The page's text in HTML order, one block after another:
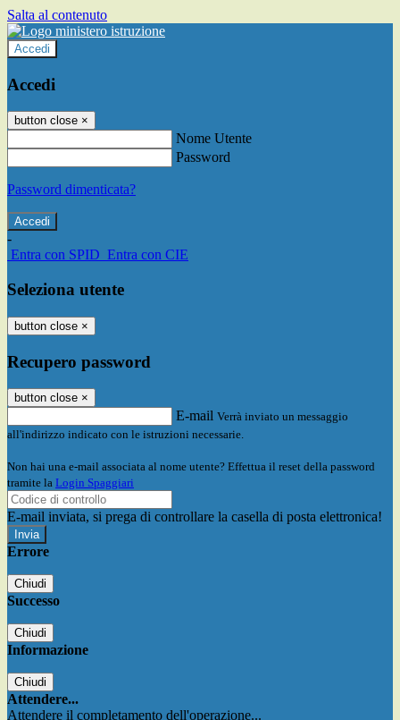
Salta al contenuto
Accedi
Accedi
button close ×
Nome Utente
Password
Password dimenticata?
-
Entra con SPID Entra con CIE
Seleziona utente
button close ×
Recupero password
button close ×
E-mail Verrà inviato un messaggio
all'indirizzo indicato con le istruzioni necessarie.
Non hai una e-mail associata al nome utente? Effettua il reset della password
tramite la Login Spaggiari
E-mail inviata, si prega di controllare la casella di posta elettronica!
Errore
Chiudi
Successo
Chiudi
Informazione
Chiudi
Attendere...
Attendere il completamento dell'operazione...